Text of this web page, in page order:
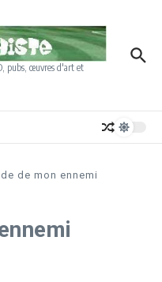
pubs, œuvres d'art et
de mon ennemi